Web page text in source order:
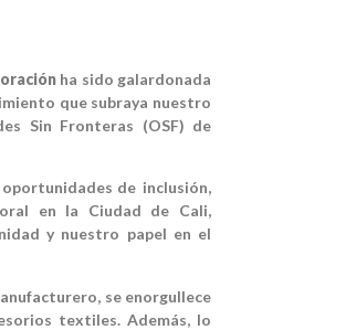
ha sido galardonada
que subraya nuestro
Sin Fronteras (OSF) de
oportunidades de inclusión,
en la Ciudad de Cali,
y nuestro papel en el
se enorgullece
textiles. Además, lo